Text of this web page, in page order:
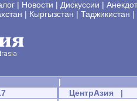
| Новости | Дискуссии |
| Кыргызстан | Таджикистан |
|
ЦентрАзия |